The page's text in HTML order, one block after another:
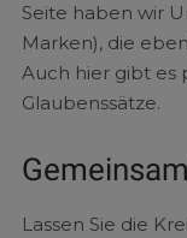
Seite haben wir
Marken), die
Auch hier gibt es
Glaubenssätze.
Lassen Sie die